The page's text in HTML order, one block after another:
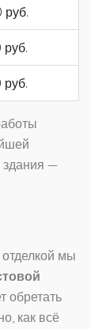
руб.
руб.
руб.
здания —
мы
обретать
как всё